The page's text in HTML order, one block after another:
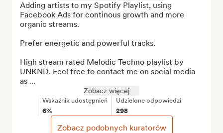
Adding artists to my Spotify Playlist, using
Facebook Ads for continous growth and more
organic streams.
Prefer energetic and powerful tracks.
High stream rated Melodic Techno playlist by
UNKND. Feel free to contact me on social media
as ...
Zobacz więcej
Wskaźnik udostępnień
6%
Udzielone odpowiedzi
298
Zobacz podobnych kuratorów